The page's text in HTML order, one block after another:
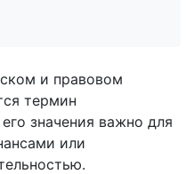
и правовом
термин
значения важно для
или